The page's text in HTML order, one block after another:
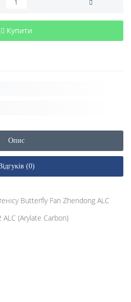
Купити
Опис
(0)
Butterfly Fan Zhendong ALC
(Arylate Carbon)